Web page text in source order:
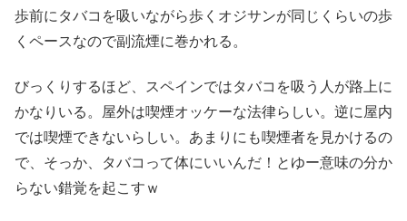
歩前にタバコを吸いながら歩くオジサンが同じくらいの歩
くペースなので副流煙に巻かれる。
びっくりするほど、スペインではタバコを吸う人が路上に
かなりいる。屋外は喫煙オッケーな法律らしい。逆に屋内
では喫煙できないらしい。あまりにも喫煙者を見かけるの
で、そっか、タバコって体にいいんだ！とゆー意味の分か
らない錯覚を起こすｗ